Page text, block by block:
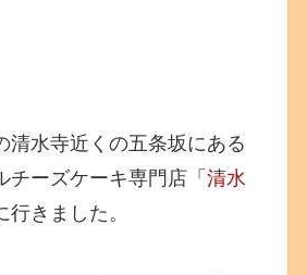
清水寺近くの五条坂にある
チーズケーキ専門店「清水
行きました。